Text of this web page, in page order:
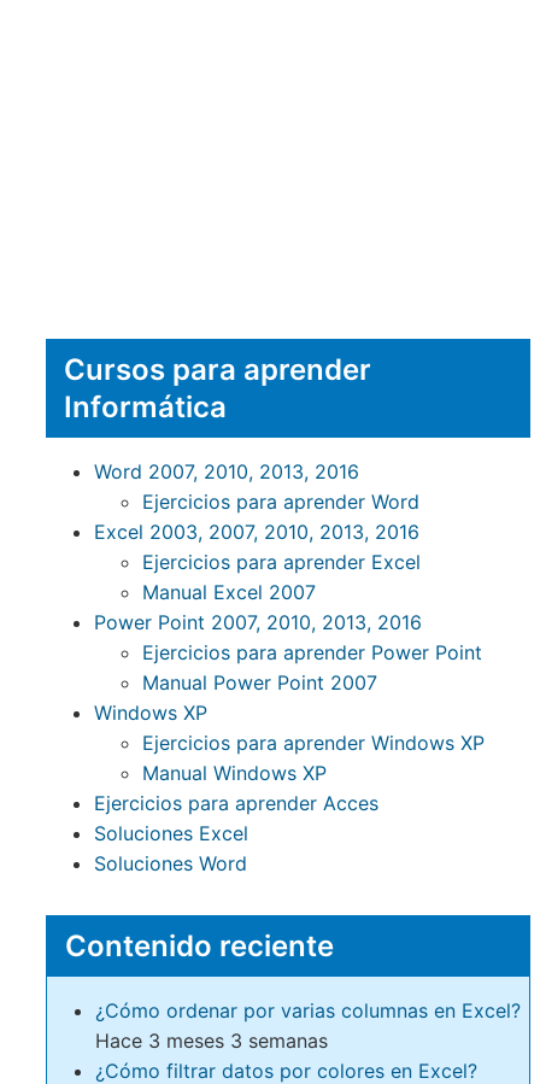
Cursos para aprender
Informática
Word 2007, 2010, 2013, 2016
Ejercicios para aprender Word
Excel 2003, 2007, 2010, 2013, 2016
Ejercicios para aprender Excel
Manual Excel 2007
Power Point 2007, 2010, 2013, 2016
Ejercicios para aprender Power Point
Manual Power Point 2007
Windows XP
Ejercicios para aprender Windows XP
Manual Windows XP
Ejercicios para aprender Acces
Soluciones Excel
Soluciones Word
Contenido reciente
¿Cómo ordenar por varias columnas en Excel?
Hace 3 meses 3 semanas
¿Cómo filtrar datos por colores en Excel?